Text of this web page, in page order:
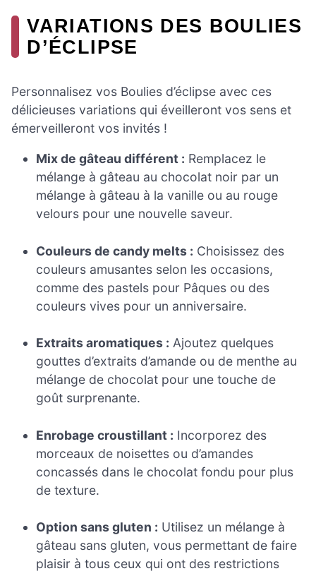
VARIATIONS DES BOULIES
D’ÉCLIPSE
Personnalisez vos Boulies d’éclipse avec ces
délicieuses variations qui éveilleront vos sens et
émerveilleront vos invités !
Mix de gâteau différent : Remplacez le
mélange à gâteau au chocolat noir par un
mélange à gâteau à la vanille ou au rouge
velours pour une nouvelle saveur.
Couleurs de candy melts : Choisissez des
couleurs amusantes selon les occasions,
comme des pastels pour Pâques ou des
couleurs vives pour un anniversaire.
Extraits aromatiques : Ajoutez quelques
gouttes d’extraits d’amande ou de menthe au
mélange de chocolat pour une touche de
goût surprenante.
Enrobage croustillant : Incorporez des
morceaux de noisettes ou d’amandes
concassés dans le chocolat fondu pour plus
de texture.
Option sans gluten : Utilisez un mélange à
gâteau sans gluten, vous permettant de faire
plaisir à tous ceux qui ont des restrictions